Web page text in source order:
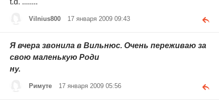
Vilnius800 17 января 2009 09:43
Я вчера звонила в Вильнюс. Очень переживаю за
свою маленькую Роди
ну.
Римуте 17 января 2009 05:56